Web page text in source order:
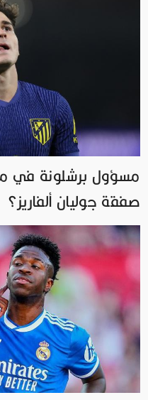
مسؤول برشلونة في
صفقة جوليان ألفاريز؟